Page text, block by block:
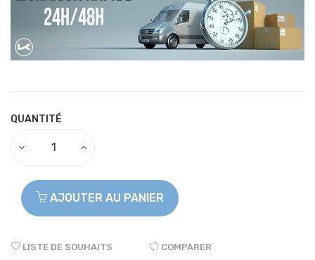
QUANTITÉ
AJOUTER AU PANIER
LISTE DE SOUHAITS COMPARER